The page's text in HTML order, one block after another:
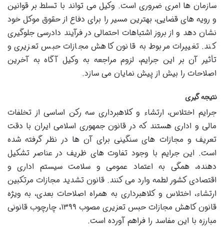
سازمان ها امری ضروری است. وکیل می تواند با تسلط بر قوانین
و رویه های قضایی، بهترین مسیر را برای دفاع از حقوق موکل خود
نشان دهد و از بروز اشتباهات احتمالی در فرآیند دادرسی جلوگیری
کند. تغییرات مربوط به قانون کاهش مجازات حبس تعزیری و
تأثیر آن بر این جرایم، لزوم مراجعه به وکیل آگاه به آخرین
اصلاحات را بیش از پیش نمایان می سازد.
نتیجه گیری
جرایم اختلاس، ارتشاء و کلاهبرداری سه رکن اساسی از تخلفات
مالی و اداری هستند که در قانون جمهوری اسلامی ایران با دقت
تعریف و مجازات های سنگینی برای آن ها در نظر گرفته شده
است. این جرایم با وجود تفاوت های ظریف در عناصر تشکیل
دهنده، همگی به اعتماد عمومی و سلامت سیستم اداری و
اقتصادی کشور لطمه وارد می کنند. قانون تشدید مجازات مرتکبین
ارتشاء، اختلاس و کلاهبرداری به همراه اصلاحات بعدی، به ویژه
قانون کاهش مجازات حبس تعزیری مصوب ۱۳۹۹، چارچوب قانونی
مبارزه با این مفاسد را فراهم آورده است.